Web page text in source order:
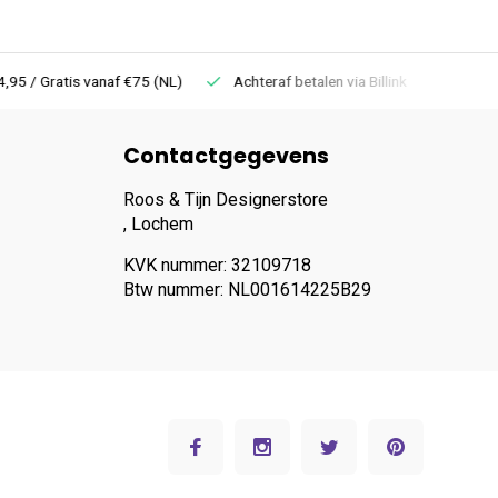
vanaf €75 (NL) Achteraf betalen via Billink
Contactgegevens
Roos & Tijn Designerstore
, Lochem
KVK nummer: 32109718
Btw nummer: NL001614225B29